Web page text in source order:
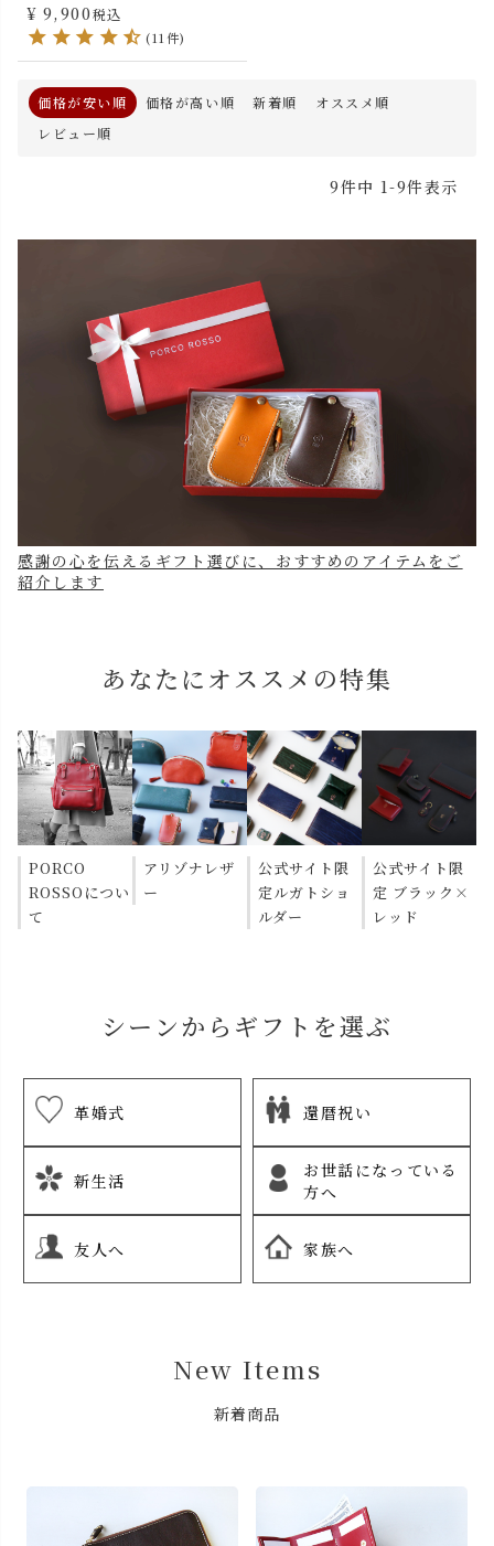
¥ 9,900税込
(11件)
価格が安い順 価格が高い順 新着順
オススメ順
レビュー順
9件中 1-9件表示
感謝の心を伝えるギフト選びに、おすすめのアイテムをご
紹介します
あなたにオススメの特集
PORCO
ROSSOについ
て
アリゾナレザ
ー
公式サイト限
定ルガトショ
ルダー
公式サイト限
定 ブラック×
レッド
シーンからギフトを選ぶ
革婚式 還暦祝い
新生活
お世話になっている
方へ
友人へ 家族へ
New Items
新着商品